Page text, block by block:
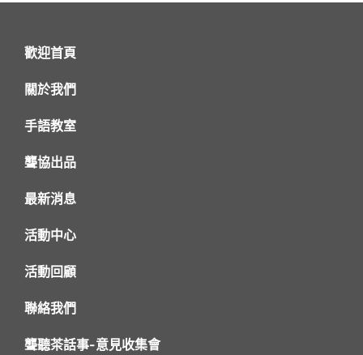
歡迎首頁
關於我們
手語教室
聾協出品
最新消息
活動中心
活動回顧
聯絡我們
聾聽茶話事-意見收集會